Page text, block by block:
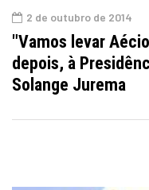
2 de outubro de 2014
"Vamos levar
depois, à
Solange Jurema